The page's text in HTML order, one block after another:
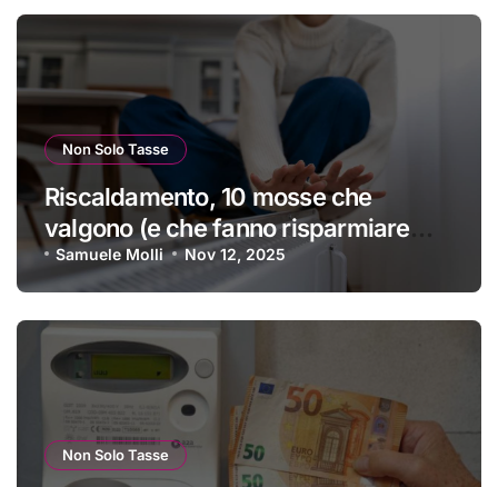
Non Solo Tasse
Riscaldamento, 10 mosse che
valgono (e che fanno risparmiare
tanti soldini) | I trucchi migliori per
passare un inverno spettacolare
Samuele Molli Nov 12, 2025
Non Solo Tasse